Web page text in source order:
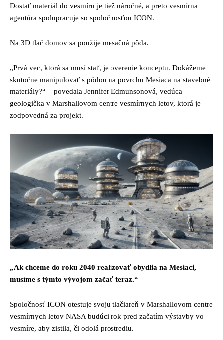
Dostať materiál do vesmíru je tiež náročné, a preto vesmírna
agentúra spolupracuje so spoločnosťou ICON.
Na 3D tlač domov sa použije mesačná pôda.
„Prvá vec, ktorá sa musí stať, je overenie konceptu. Dokážeme
skutočne manipulovať s pôdou na povrchu Mesiaca na stavebné
materiály?“ – povedala Jennifer Edmunsonová, vedúca
geologička v Marshallovom centre vesmírnych letov, ktorá je
zodpovedná za projekt.
„Ak chceme do roku 2040 realizovať obydlia na Mesiaci,
musíme s týmto vývojom začať teraz.“
Spoločnosť ICON otestuje svoju tlačiareň v Marshallovom centre
vesmírnych letov NASA budúci rok pred začatím výstavby vo
vesmíre, aby zistila, či odolá prostrediu.